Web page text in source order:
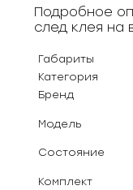
Подробное
след клея на
Габариты
Категория
Бренд
Модель
Состояние
Комплект